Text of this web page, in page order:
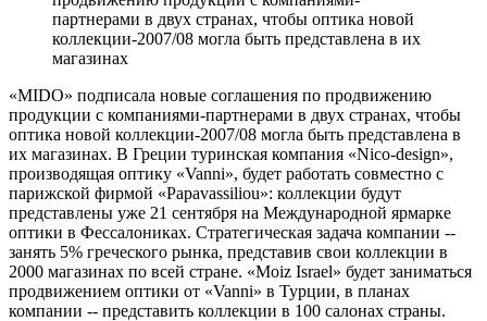
партнерами в двух странах, чтобы оптика новой
коллекции-2007/08 могла быть представлена в их
магазинах
«MIDO» подписала новые соглашения по продвижению
продукции с компаниями-партнерами в двух странах, чтобы
оптика новой коллекции-2007/08 могла быть представлена в
их магазинах. В Греции туринская компания «Nico-design»,
производящая оптику «Vanni», будет работать совместно с
парижской фирмой «Papavassiliou»: коллекции будут
представлены уже 21 сентября на Международной ярмарке
оптики в Фессалониках. Стратегическая задача компании --
занять 5% греческого рынка, представив свои коллекции в
2000 магазинах по всей стране. «Moiz Israel» будет заниматься
продвижением оптики от «Vanni» в Турции, в планах
компании -- представить коллекции в 100 салонах страны.